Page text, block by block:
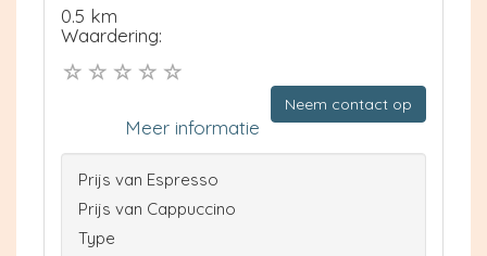
0.5 km
Waardering:
Neem contact op
Meer informatie
Prijs van Espresso
Prijs van Cappuccino
Type